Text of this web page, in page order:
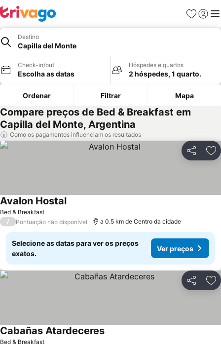
Favoritos
Iniciar
Destino
Capilla del Monte
Check-in/out
Escolha as datas
Hóspedes e quartos
2 hóspedes, 1 quarto.
Ordenar Filtrar Mapa
Compare preços de Bed & Breakfast em
Capilla del Monte, Argentina
Como os pagamentos influenciam os resultados
Partilhar
Bed & Breakfast
Avalon HostalVer preços
/ Pontuação não disponível a 0.5 km de Centro da cidade
Selecione as datas para ver os preços
exatos.
Ver preços
Partilhar
Bed & Breakfast
Cabañas AtardeceresVer preços